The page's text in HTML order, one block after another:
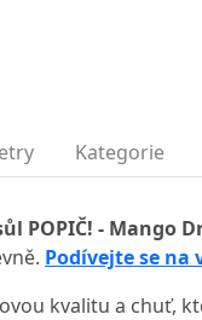
Kategorie
POPIČ! - Mango
Podívejte se na
kvalitu a chuť,